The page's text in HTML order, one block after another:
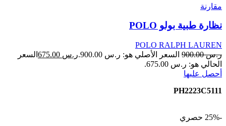
مقارنة
نظارة طبية بولو POLO
POLO RALPH LAUREN
ر.س900.00 السعر الأصلي هو: ر.س 900.00. ر.س
السعر
الحالي هو: ر.س 675.00.
أحصل عليها
PH2223C5111
-25% حصري